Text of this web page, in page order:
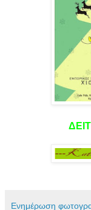
Ενημέρωση